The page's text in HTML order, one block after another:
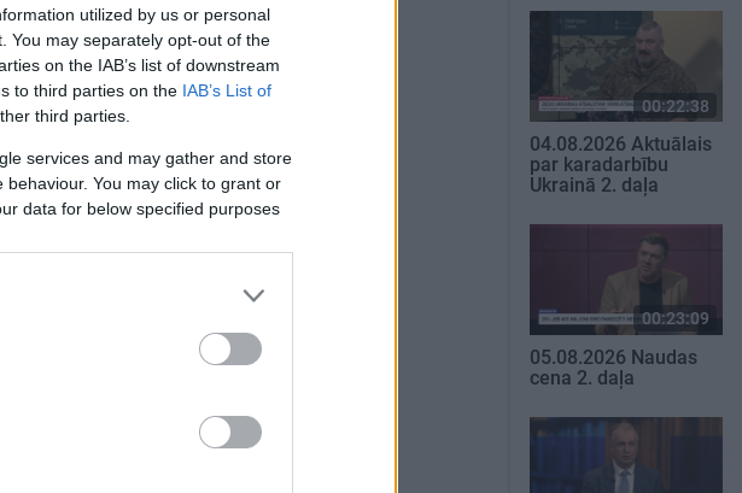
utilized by us or personal
You may separately opt-out of the
on the IAB’s list of downstream
to third parties on the IAB’s List of
third parties.
services and may gather and store
You may click to grant or
data for below specified purposes
00:22:38
04.08.2026 Aktuālais
par karadarbību
Ukrainā 2. daļa
00:23:09
05.08.2026 Naudas
cena 2. daļa